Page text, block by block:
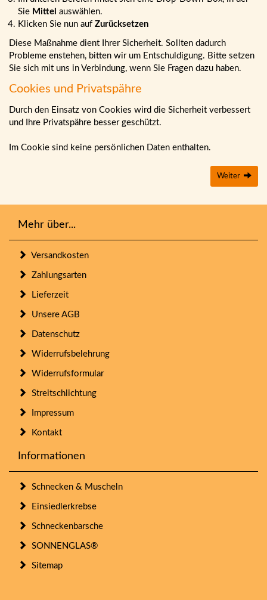
Sie Mittel auswählen.
Klicken Sie nun auf Zurücksetzen
Diese Maßnahme dient Ihrer Sicherheit. Sollten dadurch
Probleme enstehen, bitten wir um Entschuldigung. Bitte setzen
Sie sich mit uns in Verbindung, wenn Sie Fragen dazu haben.
Cookies und Privatspähre
Durch den Einsatz von Cookies wird die Sicherheit verbessert
und Ihre Privatspähre besser geschützt.
Im Cookie sind keine persönlichen Daten enthalten.
Weiter
Mehr über...
Versandkosten
Zahlungsarten
Lieferzeit
Unsere AGB
Datenschutz
Widerrufsbelehrung
Widerrufsformular
Streitschlichtung
Impressum
Kontakt
Informationen
Schnecken & Muscheln
Einsiedlerkrebse
Schneckenbarsche
SONNENGLAS®
Sitemap